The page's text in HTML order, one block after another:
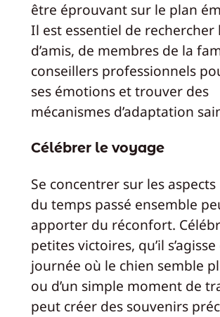
être éprouvant sur le plan
Il est essentiel de rechercher
d’amis, de membres de la
conseillers professionnels
ses émotions et trouver des
mécanismes d’adaptation
Célébrer le voyage
Se concentrer sur les
du temps passé ensemble
apporter du réconfort.
petites victoires, qu’il s’agisse
journée où le chien semble
ou d’un simple moment de
peut créer des souvenirs